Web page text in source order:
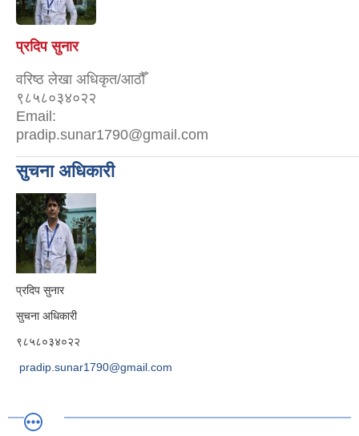
प्रदिप सुनार
वरिष्ठ लेखा अधिकृत/आठौँ
९८५८०३४०२२
Email:
pradip.sunar1790@gmail.com
सुचना अधिकारी
प्रदिप सुनार
सुचना अधिकारी
९८५८०३४०२२
pradip.sunar1790@gmail.com